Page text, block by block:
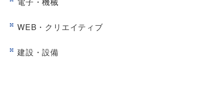
WEB・クリエイティブ
建設・設備